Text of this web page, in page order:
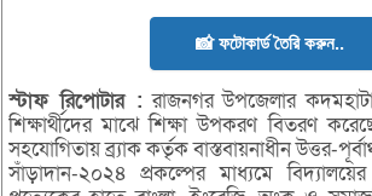
📸 ফটোকার্ড তৈরি করুন..
স্টাফরিপোটার : রাজনগর উপজেলার কদমহাটা
শিক্ষার্থীদের মাঝে শিক্ষা উপকরণ বিতরণ
সহযোগিতায় ব্র্যাক কর্তৃক বাস্তবায়নাধীন উত্তর-
সাঁড়াদান-২০২৪ প্রকল্পের মাধ্যমে